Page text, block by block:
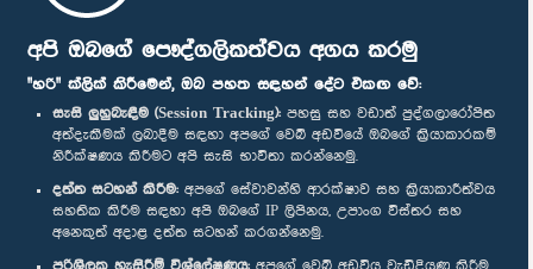
අපි ඔබගේ පෞද්ගලිකත්වය අගය කරමු
"හරි" ක්ලික් කිරීමෙන්, ඔබ පහත සඳහන් දේට එකඟ වේ:
සැසි ලුහුබැඳීම (Session Tracking): පහසු සහ වඩාත් පුද්ගලාරෝපිත
අත්දැකීමක් ලබාදීම සඳහා අපගේ වෙබ් අඩවියේ ඔබගේ ක්‍රියාකාරකම්
නිරීක්ෂණය කිරීමට අපි සැසි භාවිතා කරන්නෙමු.
දත්ත සටහන් කිරීම: අපගේ සේවාවන්හි ආරක්ෂාව සහ ක්‍රියාකාරීත්වය
සහතික කිරීම සඳහා අපි ඔබගේ IP ලිපිනය, උපාංග විස්තර සහ
අනෙකුත් අදාළ දත්ත සටහන් කරගන්නෙමු.
ප.ව. 2:54 - ප.ව. 3:04
ප.ව. 3:04 - ප.ව. 3:12
ප.ව. 3:12 - ප.ව. 3:22
පාර්ලිමේන්තු ජංගම යෙදුම
අප හා සම්බන්ධ වී සිටින්න :
සම්මාන